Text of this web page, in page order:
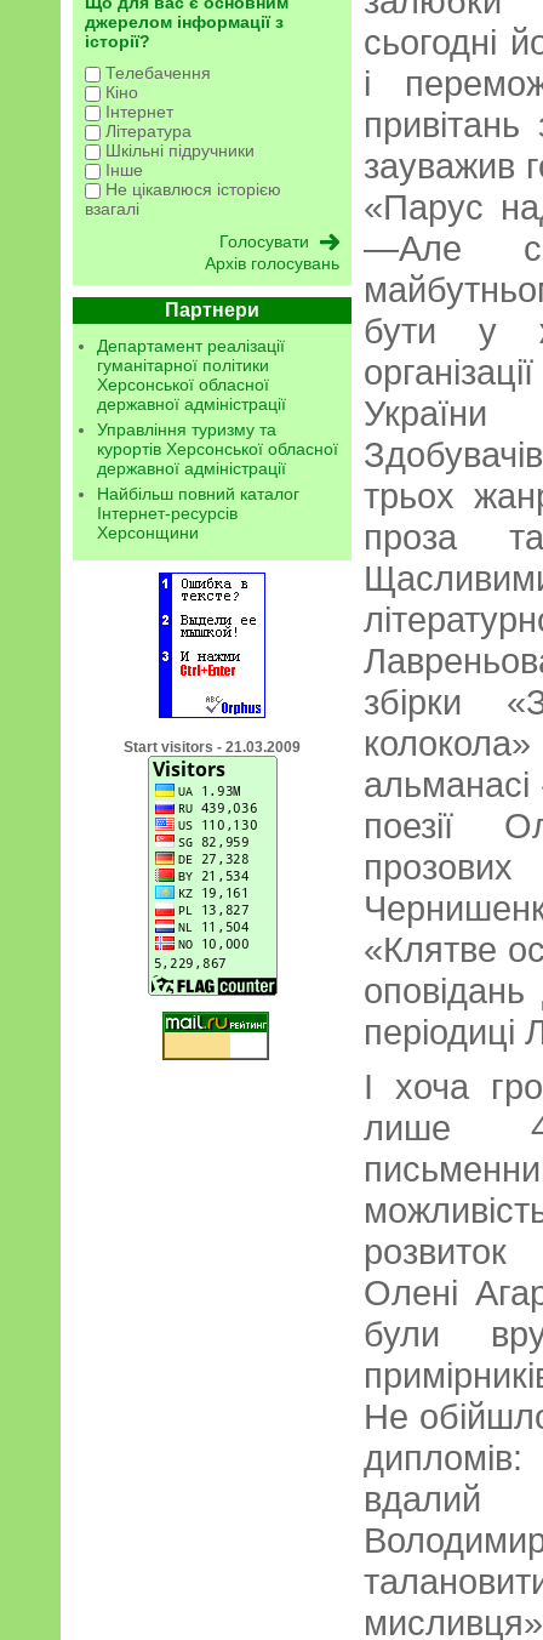
джерелом інформації з
історії?
Телебачення
Кіно
Інтернет
Література
Шкільні підручники
Інше
Не цікавлюся історією
взагалі
Архів голосувань
Партнери
Департамент реалізації
гуманітарної політики
Херсонської обласної
державної адміністрації
Управління туризму та
курортів Херсонської обласної
державної адміністрації
Найбільш повний каталог
Інтернет-ресурсів
Херсонщини
Start visitors - 21.03.2009
сьогодні
і
зауважив
«Парус
—Але
бути у
України
трьох
проза
збірки
поезії
«Клятве
оповідань
періодиці
І хоча
лише
Олені
були
Не
вдалий